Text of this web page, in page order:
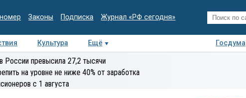
Законы Подписка Журнал «РФ сегодня»
Культура Ещё Госдума
Интервью Колумнисты
экспертиза
России превысила 27,2 тысячи
на уровне не ниже 40% от заработка
с 1 августа